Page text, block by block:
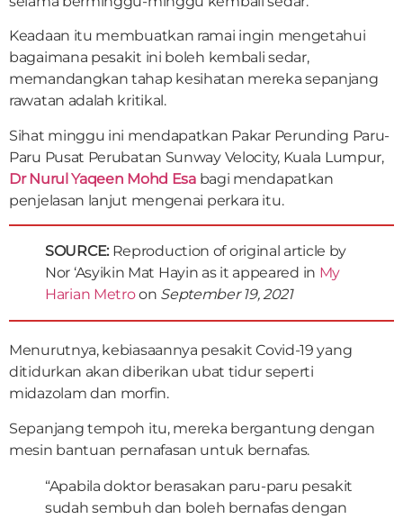
Keadaan itu membuatkan ramai ingin mengetahui
bagaimana pesakit ini boleh kembali sedar,
memandangkan tahap kesihatan mereka sepanjang
rawatan adalah kritikal.
Sihat minggu ini mendapatkan Pakar Perunding Paru-
Paru Pusat Perubatan Sunway Velocity, Kuala Lumpur,
Dr Nurul Yaqeen Mohd Esabagi mendapatkan
penjelasan lanjut mengenai perkara itu.
SOURCE:Reproduction of original article by
Nor ‘Asyikin Mat Hayin as it appeared in My
Harian Metroon September 19, 2021
Menurutnya, kebiasaannya pesakit Covid-19 yang
ditidurkan akan diberikan ubat tidur seperti
midazolam dan morfin.
Sepanjang tempoh itu, mereka bergantung dengan
mesin bantuan pernafasan untuk bernafas.
“Apabila doktor berasakan paru-paru pesakit
sudah sembuh dan boleh bernafas dengan